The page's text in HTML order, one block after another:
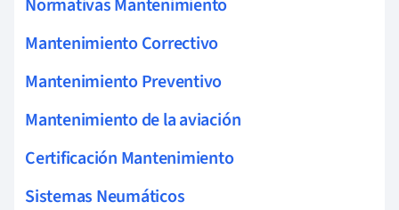
Mantenimiento Correctivo
Mantenimiento Preventivo
Mantenimiento de la aviación
Certificación Mantenimiento
Sistemas Neumáticos